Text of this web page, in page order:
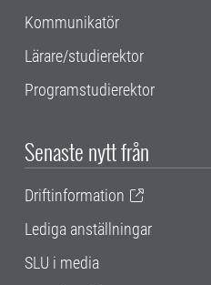
Kommunikatör
Lärare/studierektor
Programstudierektor
Senaste nytt från
Driftinformation
Lediga anställningar
SLU i media